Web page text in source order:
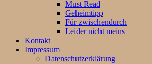
Must Read
Geheimtipp
Für zwischendurch
Leider nicht meins
Kontakt
Impressum
Datenschutzerklärung